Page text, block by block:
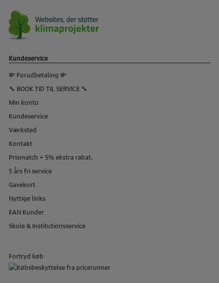
Kundeservice
💸 Forudbetaling 💸
🔧 BOOK TID TIL SERVICE 🔧
Min konto
Kundeservice
Værksted
Kontakt
Prismatch + 5% ekstra rabat.
5 års fri service
Gavekort
Nyttige links
EAN Kunder
Skole & Institutionsservice
Fortryd køb